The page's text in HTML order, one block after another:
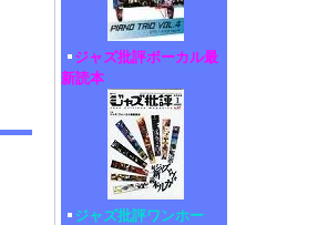
ジャズ批評ボーカル最
新読本
ジャズ批評ワンホー